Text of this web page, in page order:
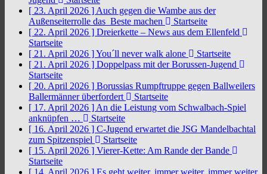
[ 23. April 2026 ] Auch gegen die Wambe aus der
Außenseiterrolle das Beste machen
Startseite
[ 22. April 2026 ] Dreierkette – News aus dem Ellenfeld
Startseite
[ 21. April 2026 ]You´ll never walk alone
Startseite
[ 21. April 2026 ] Doppelpass mit der Borussen-Jugend
Startseite
[ 20. April 2026 ] Borussias Rumpftruppe gegen Ballweilers
Ballermänner überfordert
Startseite
[ 17. April 2026 ] An die Leistung vom Schwalbach-Spiel
anknüpfen …
Startseite
[ 16. April 2026 ] C-Jugend erwartet die JSG Mandelbachtal
zum Spitzenspiel
Startseite
[ 15. April 2026 ] Vierer-Kette: Am Rande der Bande
Startseite
[ 14. April 2026 ] Es geht weiter, immer weiter, immer weiter